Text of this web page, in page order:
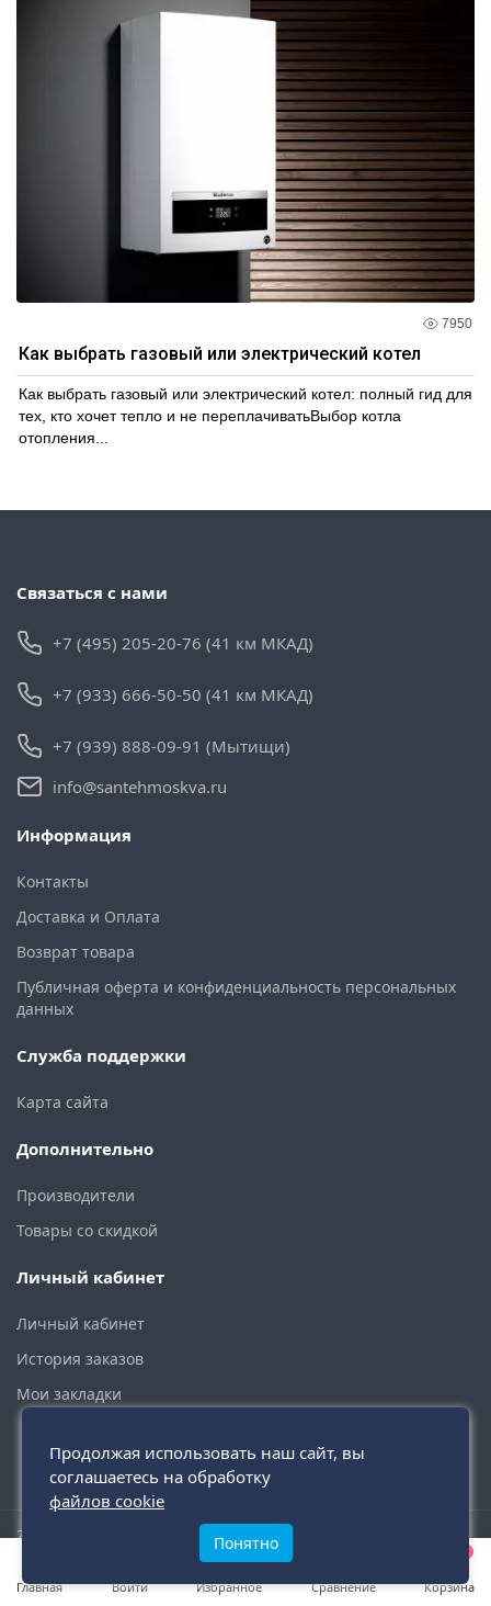
Главная Войти
0
Избранное Сравнение Корзина
7950
Как выбрать газовый или электрический котел
Как выбрать газовый или электрический котел: полный гид для
тех, кто хочет тепло и не переплачиватьВыбор котла
отопления...
Связаться с нами
+7 (495) 205-20-76 (41 км МКАД)
+7 (933) 666-50-50 (41 км МКАД)
+7 (939) 888-09-91 (Мытищи)
info@santehmoskva.ru
Информация
Контакты
Доставка и Оплата
Возврат товара
Публичная оферта и конфиденциальность персональных
данных
Служба поддержки
Карта сайта
Дополнительно
Производители
Товары со скидкой
Личный кабинет
Личный кабинет
История заказов
Мои закладки
2015 - 2026 © santehmoskva.ru — интернет-магазин сантехники
Продолжая использовать наш сайт, вы
соглашаетесь на обработку
файлов cookie
Понятно